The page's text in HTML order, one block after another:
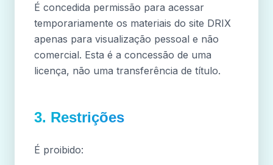
É concedida permissão para acessar
temporariamente os materiais do site DRIX
apenas para visualização pessoal e não
comercial. Esta é a concessão de uma
licença, não uma transferência de título.
3. Restrições
É proibido: